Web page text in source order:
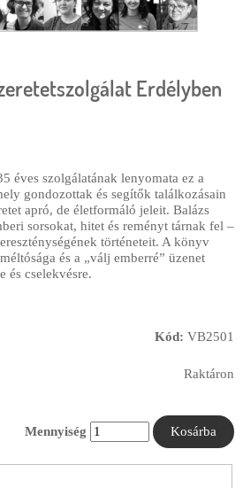
Erdélyben
éves szolgálatának lenyomata ez a
gondozottak és segítők találkozásain
apró, de életformáló jeleit. Balázs
sorsokat, hitet és reményt tárnak fel –
történeteit. A könyv
és a „válj emberré” üzenet
és cselekvésre.
Raktáron
Kód: VB2501
Mennyiség